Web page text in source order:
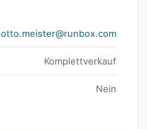
moc.xobnur@retsiem.otto
Komplettverkauf
Nein